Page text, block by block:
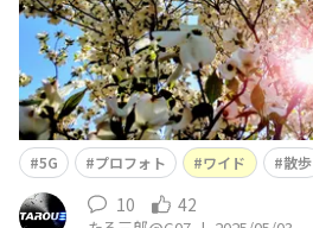
5G プロフォト ワイド 散歩
10 42